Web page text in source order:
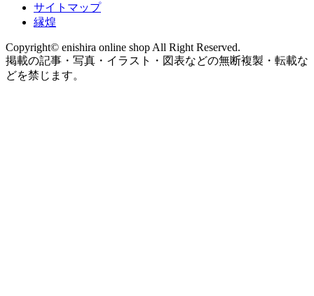
サイトマップ
縁煌
Copyright© enishira online shop All Right Reserved.
掲載の記事・写真・イラスト・図表などの無断複製・転載な
どを禁じます。